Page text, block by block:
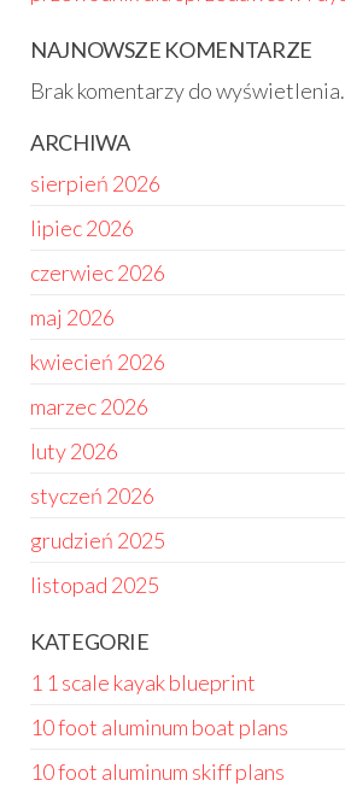
NAJNOWSZE KOMENTARZE
Brak komentarzy do wyświetlenia.
ARCHIWA
sierpień 2026
lipiec 2026
czerwiec 2026
maj 2026
kwiecień 2026
marzec 2026
luty 2026
styczeń 2026
grudzień 2025
listopad 2025
KATEGORIE
1 1 scale kayak blueprint
10 foot aluminum boat plans
10 foot aluminum skiff plans